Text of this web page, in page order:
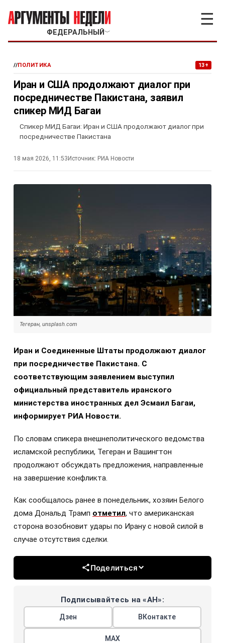
ФЕДЕРАЛЬНЫЙ ﹀
☰
//ПОЛИТИКА 13+
Иран и США продолжают диалог при
посредничестве Пакистана, заявил
спикер МИД Багаи
Спикер МИД Багаи: Иран и США продолжают диалог при
посредничестве Пакистана
18 мая 2026, 11:53 Источник: РИА Новости
Тегеран, unsplash.com
Иран и Соединенные Штаты продолжают диалог
при посредничестве Пакистана. С
соответствующим заявлением выступил
официальный представитель иранского
министерства иностранных дел Эсмаил Багаи,
информирует РИА Новости.
По словам спикера внешнеполитического ведомства
исламской республики, Тегеран и Вашингтон
продолжают обсуждать предложения, направленные
на завершение конфликта.
Как сообщалось ранее в понедельник, хозяин Белого
дома Дональд Трамп отметил, что американская
сторона возобновит удары по Ирану с новой силой в
случае отсутствия сделки.
Поделиться
Подписывайтесь на «АН»:
Дзен ВКонтакте
МАХ